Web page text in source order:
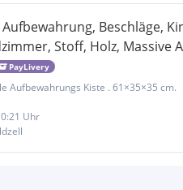
Beschläge,
Stoff, Holz, Massive
PayLivery
Aufbewahrungs Kiste . 61×35×35 cm.
Uhr